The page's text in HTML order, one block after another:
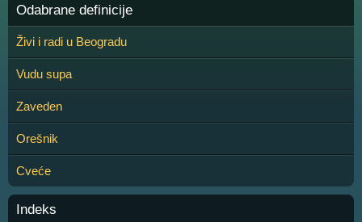
Odabrane definicije
Živi i radi u Beogradu
Vudu supa
Zaveden
Orešnik
Cveće
Indeks